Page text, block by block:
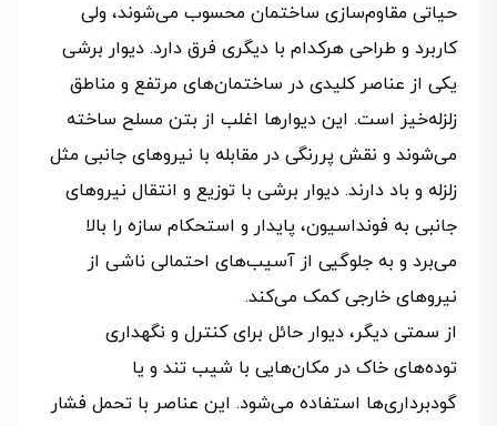
حیاتی مقاوم‌سازی ساختمان محسوب می‌شوند، ولی
کاربرد و طراحی هرکدام با دیگری فرق دارد. دیوار برشی
یکی از عناصر کلیدی در ساختمان‌های مرتفع و مناطق
زلزله‌خیز است. این دیوارها اغلب از بتن مسلح ساخته
می‌شوند و نقش پررنگی در مقابله با نیروهای جانبی مثل
زلزله و باد دارند. دیوار برشی با توزیع و انتقال نیروهای
جانبی به فونداسیون، پایدار و استحکام سازه را بالا
می‌برد و به جلوگیی از آسیب‌های احتمالی ناشی از
نیروهای خارجی کمک می‌کند.
از سمتی دیگر، دیوار حائل برای کنترل و نگهداری
توده‌های خاک در مکان‌هایی با شیب تند و یا
گودبرداری‌ها استفاده می‌شود. این عناصر با تحمل فشار